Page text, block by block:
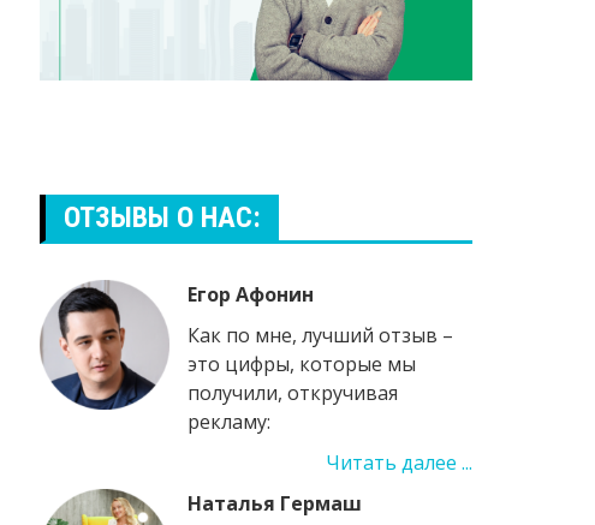
ОТЗЫВЫ О НАС:
Егор Афонин
Как по мне, лучший отзыв –
это цифры, которые мы
получили, откручивая
рекламу:
Читать далее ...
Наталья Гермаш